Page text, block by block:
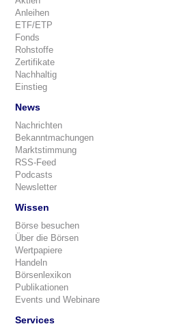
Anleihen
ETF/ETP
Fonds
Rohstoffe
Zertifikate
Nachhaltig
Einstieg
News
Nachrichten
Bekanntmachungen
Marktstimmung
RSS-Feed
Podcasts
Newsletter
Wissen
Börse besuchen
Über die Börsen
Wertpapiere
Handeln
Börsenlexikon
Publikationen
Events und Webinare
Services